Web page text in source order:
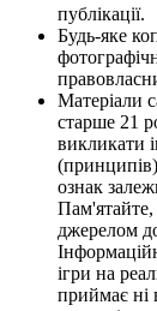
публікації.
Будь-яке
Матеріали
старше 21
викликати
ознак
Пам'ятайте,
джерелом
ігри на
приймає ні